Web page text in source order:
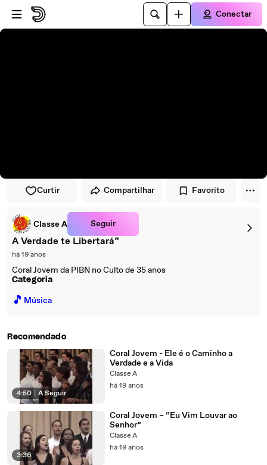
Pular para o player
Ir para o conteúdo principal
Conectar
Curtir Compartilhar Favorito
Classe A Seguir
A Verdade te Libertará”
há 19 anos
Coral Jovem da PIBN no Culto de 35 anos
Categoria
🎵 Música
Recomendado
4:50 A Seguir
Coral Jovem - Ele é o Caminho a
Verdade e a Vida
Classe A
há 19 anos
3:36
Coral Jovem – “Eu Vim Louvar ao
Senhor”
Classe A
há 19 anos